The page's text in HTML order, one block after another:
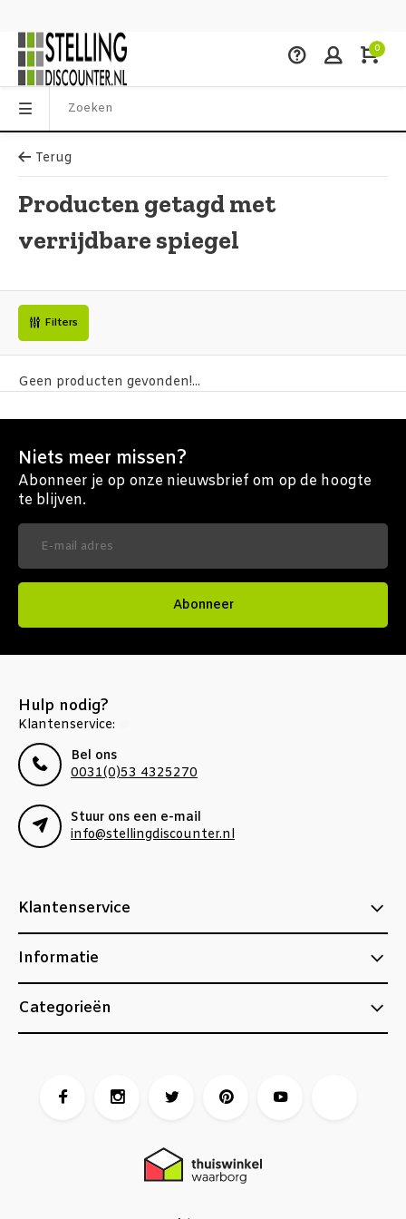
0
Terug
Producten getagd met
verrijdbare spiegel
Filters
Geen producten gevonden!...
Niets meer missen?
Abonneer je op onze nieuwsbrief om op de hoogte
te blijven.
Abonneer
Hulp nodig?
Klantenservice:
Bel ons
0031(0)53 4325270
Stuur ons een e-mail
info@stellingdiscounter.nl
Klantenservice
Informatie
Categorieën